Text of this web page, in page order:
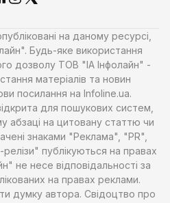
на даному ресурсі,
Будь-яке використання
дозволу ТОВ "ІА Інфолайн" -
матеріалів та новин
посилання на Infoline.ua.
для пошукових систем,
абзаці на цитовану статтю чи
знаками "Реклама", "PR",
публікуються на правах
не несе відповідальності за
на правах реклами.
думку автора. Свідоцтво про